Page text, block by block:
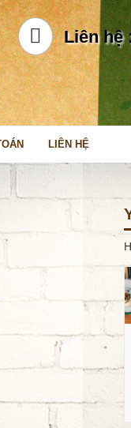
Liên hệ
LIÊN HỆ